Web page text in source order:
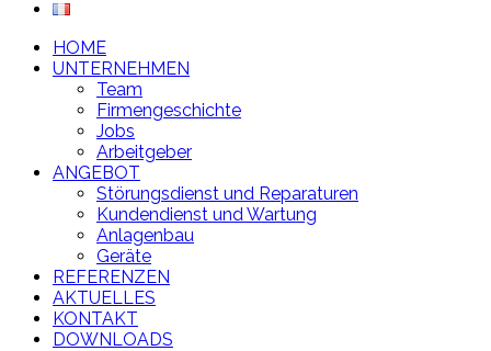
HOME
UNTERNEHMEN
Team
Firmengeschichte
Jobs
Arbeitgeber
ANGEBOT
Störungsdienst und Reparaturen
Kundendienst und Wartung
Anlagenbau
Geräte
REFERENZEN
AKTUELLES
KONTAKT
DOWNLOADS